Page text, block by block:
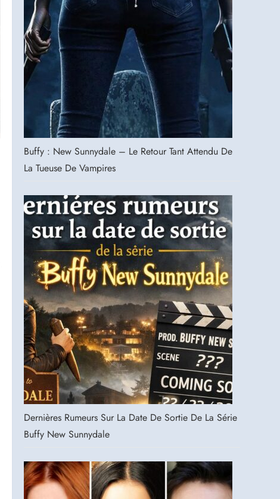
Buffy : New Sunnydale – Le Retour Tant Attendu De
La Tueuse De Vampires
Dernières Rumeurs Sur La Date De Sortie De La Série
Buffy New Sunnydale